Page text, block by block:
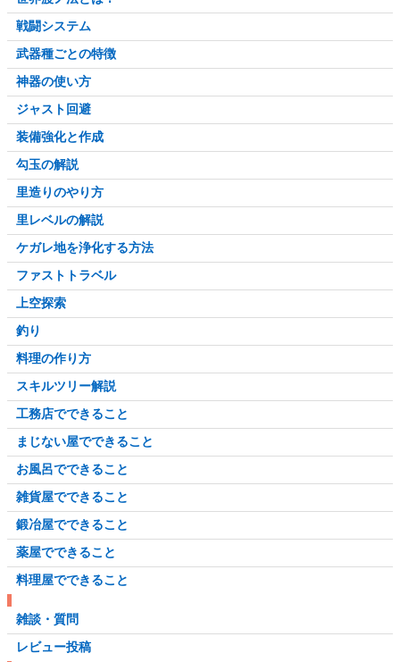
戦闘システム
武器種ごとの特徴
神器の使い方
ジャスト回避
装備強化と作成
勾玉の解説
里造りのやり方
里レベルの解説
ケガレ地を浄化する方法
ファストトラベル
上空探索
釣り
料理の作り方
スキルツリー解説
工務店でできること
まじない屋でできること
お風呂でできること
雑貨屋でできること
鍛冶屋でできること
薬屋でできること
料理屋でできること
雑談・質問
レビュー投稿